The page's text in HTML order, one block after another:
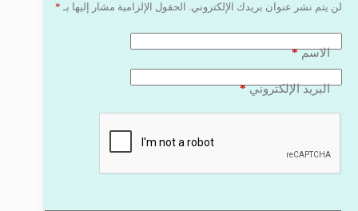
لن يتم نشر عنوان بريدك الإلكتروني. الحقول الإلزامية مشار إليها بـ *
الاسم*
البريد الإلكتروني*